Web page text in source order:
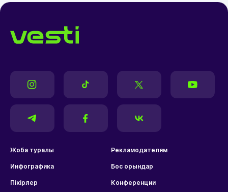
Жоба туралы Рекламодателям
Инфографика Бос орындар
Пікірлер Конференции